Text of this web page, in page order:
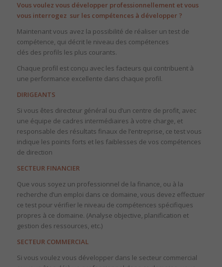
Vous voulez vous développer professionnellement et vous
vous interrogez sur les compétences à développer ?
Maintenant vous avez la possibilité de réaliser un test de
compétence, qui décrit le niveau des compétences
clés des profils les plus courants.
Chaque profil est conçu avec les facteurs qui contribuent à
une performance excellente dans chaque profil.
DIRIGEANTS
Si vous êtes directeur général ou d’un centre de profit, avec
une équipe de cadres intermédiaires à votre charge, et
responsable des résultats finaux de l’entreprise, ce test vous
indique les points forts et les faiblesses de vos compétences
de direction
SECTEUR FINANCIER
Que vous soyez un professionnel de la finance, ou à la
recherche d’un emploi dans ce domaine, vous devez effectuer
ce test pour vérifier le niveau de compétences spécifiques
propres à ce domaine. (Analyse objective, planification et
gestion des ressources, etc.)
SECTEUR COMMERCIAL
Si vous voulez vous développer dans le secteur commercial